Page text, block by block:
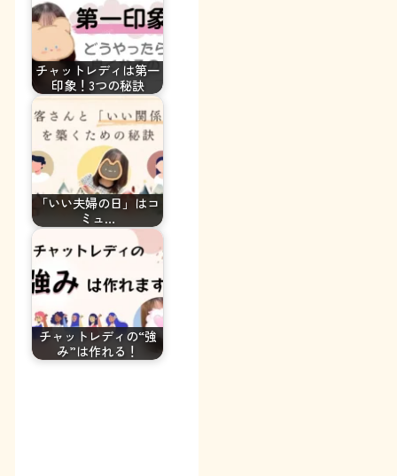
チャットレディは第一
印象！3つの秘訣
「いい夫婦の日」はコ
ミュ…
チャットレディの“強
み”は作れる！